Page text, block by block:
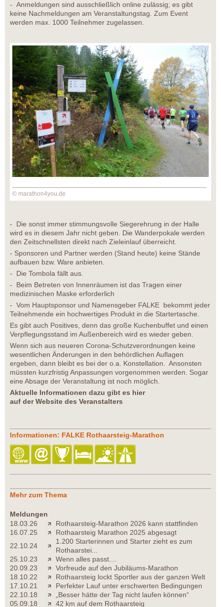
- Anmeldungen sind ausschließlich online zulässig; es gibt
keine Nachmeldungen am Veranstaltungstag. Zum Event
werden max. 1000 Teilnehmer zugelassen.
© marathon4you.de
- Die sonst immer stimmungsvolle Siegerehrung in der Halle
wird es in diesem Jahr nicht geben. Die Wanderpokale werden
den Zeitschnellsten direkt nach Zieleinlauf überreicht.
- Sponsoren und Partner werden (Stand heute) keine Stände
aufbauen bzw. Ware anbieten.
- Die Tombola fällt aus.
- Beim Betreten von Innenräumen ist das Tragen einer
medizinischen Maske erforderlich
- Vom Hauptsponsor und Namensgeber FALKE bekommt jeder
Teilnehmende ein hochwertiges Produkt in die Startertasche.
Es gibt auch Positives, denn das große Kuchenbuffet und einen
Verpflegungsstand im Außenbereich wird es wieder geben.
Wenn sich aus neueren Corona-Schutzverordnungen keine
wesentlichen Änderungen in den behördlichen Auflagen
ergeben, dann bleibt es bei der o.a. Konstellation. Ansonsten
müssten kurzfristig Anpassungen vorgenommen werden. Sogar
eine Absage der Veranstaltung ist noch möglich.
Aktuelle Informationen dazu gibt es hier
auf der Website des Veranstalters
Informationen: FALKE Rothaarsteig-Marathon
Mehr zum Thema
Meldungen
18.03.26
Rothaarsteig-Marathon 2026 kann stattfinden
16.07.25
Rothaarsteig Marathon 2025 abgesagt
22.10.24
1.200 Starterinnen und Starter zieht es zum
Rothaarstei...
25.10.23
Wenn alles passt....
20.09.23
Vorfreude auf den Jubiläums-Marathon
18.10.22
Rothaarsteig lockt Sportler aus der ganzen Welt
17.10.21
Perfekter Lauf unter erschwerten Bedingungen
22.10.18
„Besser hätte der Tag nicht laufen können“
05.09.18
42 km auf dem Rothaarsteig